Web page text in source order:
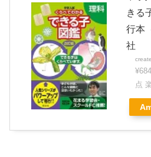
きる
行本
社
¥684
点